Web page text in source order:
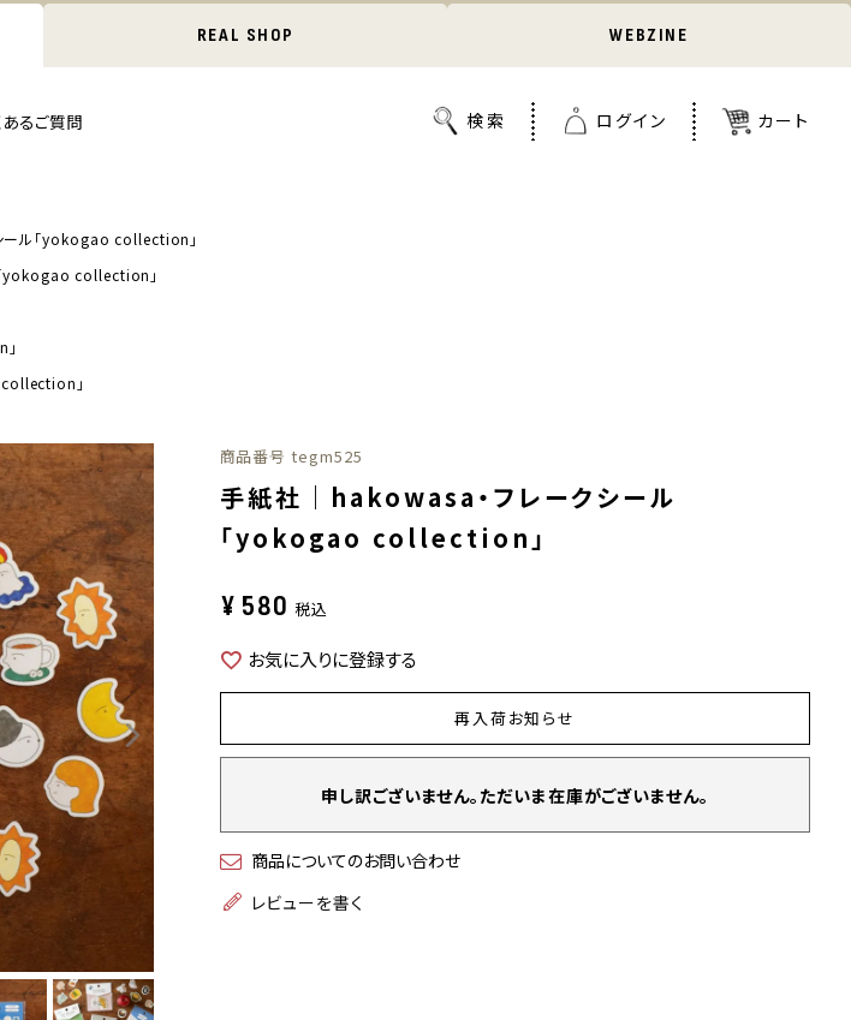
REAL SHOP WEBZINE
あるご質問
ール「yokogao collection」
yokogao collection」
」
商品番号 tegm525
手紙社｜hakowasa・フレークシール
「yokogao collection」
¥ 580 税込
お気に入りに登録する
再入荷お知らせ
申し訳ございません。ただいま在庫がございません。
商品についてのお問い合わせ
レビューを書く